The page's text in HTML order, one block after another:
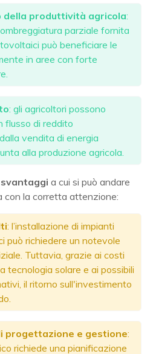
della produttività agricola:
parziale fornita
può beneficiare le
in aree con forte
: gli agricoltori possono
flusso di reddito
vendita di energia
alla produzione agricola.
svantaggi a cui si può andare
con la corretta attenzione:
: l’installazione di impianti
può richiedere un notevole
Tuttavia, grazie ai costi
tecnologia solare e ai possibili
il ritorno sull'investimento
progettazione e gestione:
richiede una pianificazione